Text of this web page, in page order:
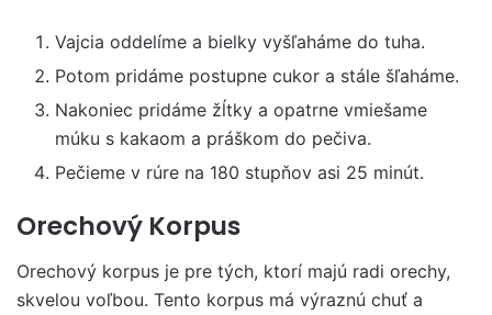
Vajcia oddelíme a bielky vyšľaháme do tuha.
Potom pridáme postupne cukor a stále šľaháme.
Nakoniec pridáme žĺtky a opatrne vmiešame
múku s kakaom a práškom do pečiva.
Pečieme v rúre na 180 stupňov asi 25 minút.
Orechový Korpus
Orechový korpus je pre tých, ktorí majú radi orechy,
skvelou voľbou. Tento korpus má výraznú chuť a